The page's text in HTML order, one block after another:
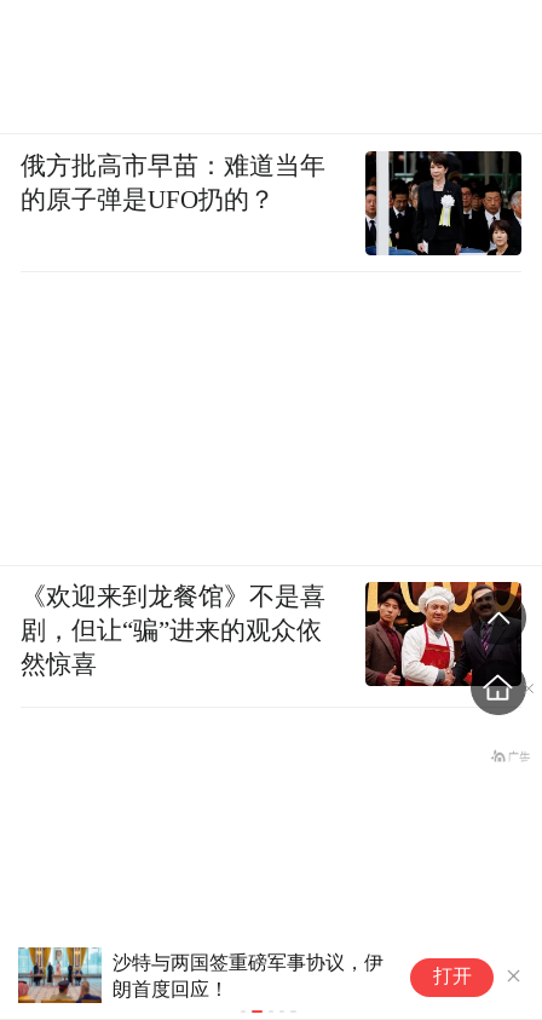
沙特与两国签重磅军事协议，伊
朗首度回应！
俄乌互袭致
打开
俄方批高市早苗：难道当年
的原子弹是UFO扔的？
《欢迎来到龙餐馆》不是喜
剧，但让“骗”进来的观众依
然惊喜